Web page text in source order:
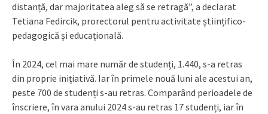
distanță, dar majoritatea aleg să se retragă”, a declarat
Tetiana Fedircik, prorectorul pentru activitate științifico-
pedagogică și educațională.
În 2024, cel mai mare număr de studenți, 1.440, s-a retras
din proprie inițiativă. Iar în primele nouă luni ale acestui an,
peste 700 de studenți s-au retras. Comparând perioadele de
înscriere, în vara anului 2024 s-au retras 17 studenți, iar în